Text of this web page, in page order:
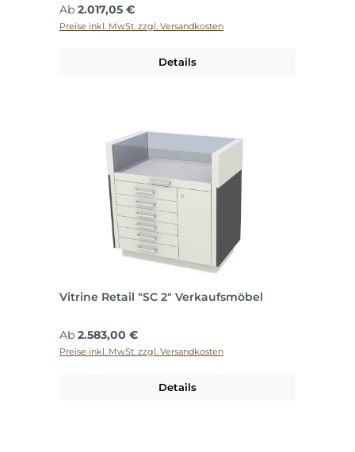
Regulärer Preis:
Ab 2.017,05 €
Preise inkl. MwSt. zzgl. Versandkosten
Details
Vitrine Retail "SC 2" Verkaufsmöbel
Regulärer Preis:
Ab 2.583,00 €
Preise inkl. MwSt. zzgl. Versandkosten
Details